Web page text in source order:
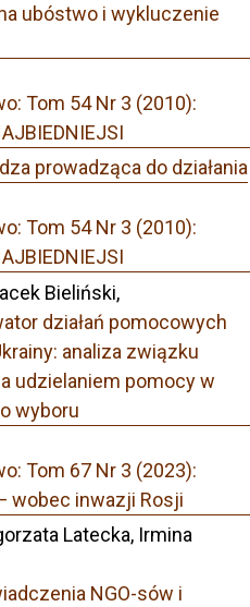
ubóstwo i wykluczenie
Tom 54 Nr 3 (2010):
prowadząca do działania
Tom 54 Nr 3 (2010):
Bieliński,
działań pomocowych
analiza związku
udzielaniem pomocy w
wyboru
Tom 67 Nr 3 (2023):
wobec inwazji Rosji
Latecka, Irmina
NGO-sów i